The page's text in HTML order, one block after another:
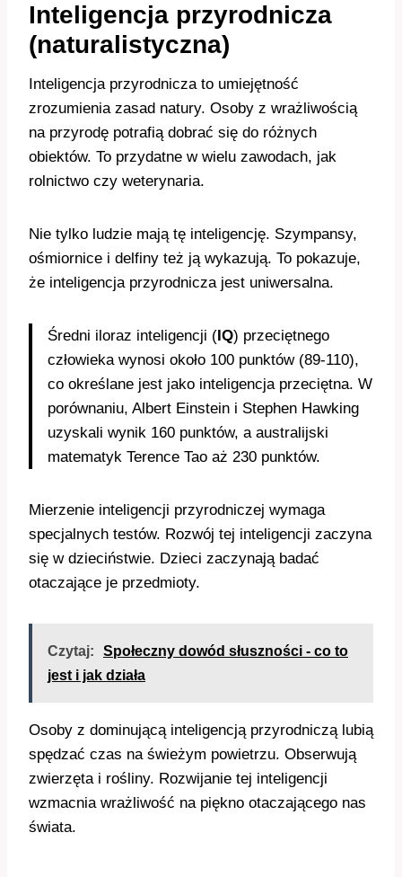
Inteligencja przyrodnicza
(naturalistyczna)
Inteligencja przyrodnicza to umiejętność
zrozumienia zasad natury. Osoby z wrażliwością
na przyrodę potrafią dobrać się do różnych
obiektów. To przydatne w wielu zawodach, jak
rolnictwo czy weterynaria.
Nie tylko ludzie mają tę inteligencję. Szympansy,
ośmiornice i delfiny też ją wykazują. To pokazuje,
że inteligencja przyrodnicza jest uniwersalna.
Średni iloraz inteligencji ( IQ) przeciętnego
człowieka wynosi około 100 punktów (89-110),
co określane jest jako inteligencja przeciętna. W
porównaniu, Albert Einstein i Stephen Hawking
uzyskali wynik 160 punktów, a australijski
matematyk Terence Tao aż 230 punktów.
Mierzenie inteligencji przyrodniczej wymaga
specjalnych testów. Rozwój tej inteligencji zaczyna
się w dzieciństwie. Dzieci zaczynają badać
otaczające je przedmioty.
Czytaj:
Społeczny dowód słuszności - co to
jest i jak działa
Osoby z dominującą inteligencją przyrodniczą lubią
spędzać czas na świeżym powietrzu. Obserwują
zwierzęta i rośliny. Rozwijanie tej inteligencji
wzmacnia wrażliwość na piękno otaczającego nas
świata.